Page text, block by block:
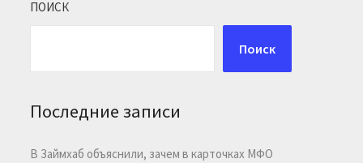
ПОИСК
Поиск
Последние записи
В Займхаб объяснили, зачем в карточках МФО